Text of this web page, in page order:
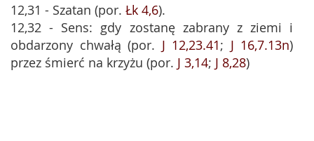
12,31 - Szatan (por. Łk 4,6).
12,32 - Sens: gdy zostanę zabrany z ziemi i
obdarzony chwałą (por. J 12,23.41; J 16,7.13n)
przez śmierć na krzyżu (por. J 3,14; J 8,28)